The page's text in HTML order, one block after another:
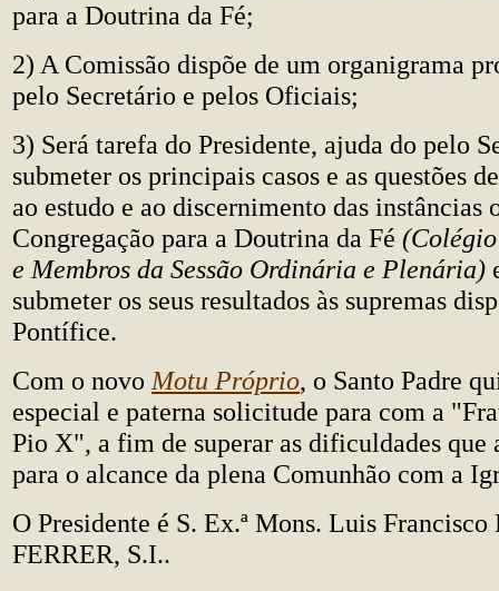
para a Doutrina da Fé;
2) A Comissão dispõe de um organigrama
pelo Secretário e pelos Oficiais;
3) Será tarefa do Presidente, ajuda do pelo
submeter os principais casos e as questões
ao estudo e ao discernimento das instâncias
Congregação para a Doutrina da Fé
e Membros da Sessão Ordinária e Plenária)
submeter os seus resultados às supremas
Pontífice.
Com o novo Motu Próprio, o Santo Padre
especial e paterna solicitude para com a
Pio X", a fim de superar as dificuldades que
para o alcance da plena Comunhão com a
O Presidente é S. Ex.ª Mons. Luis
FERRER, S.I..